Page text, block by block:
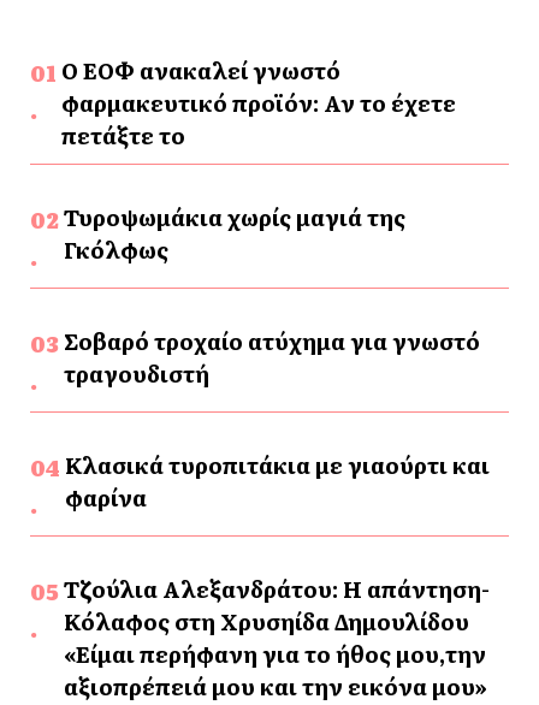
Ο ΕΟΦ ανακαλεί γνωστό
φαρμακευτικό προϊόν: Αν το έχετε
πετάξτε το
Τυροψωμάκια χωρίς μαγιά της
Γκόλφως
Σοβαρό τροχαίο ατύχημα για γνωστό
τραγουδιστή
Κλασικά τυροπιτάκια με γιαούρτι και
φαρίνα
Τζούλια Αλεξανδράτου: Η απάντηση-
Κόλαφος στη Χρυσηίδα Δημουλίδου
«Είμαι περήφανη για το ήθος μου,την
αξιοπρέπειά μου και την εικόνα μου»